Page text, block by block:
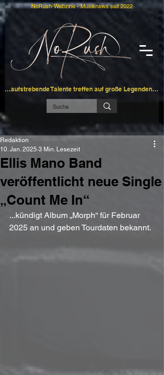
…aufstrebende Talente treffen auf große Legenden…
NoRush-Webzine - Musiknews seit 2022
Ellis Mano Band
veröffentlicht neue Single
„Count Me In“
Redaktion
10. Jan. 2025 3 Min. Lesezeit
...kündigt Album „Morph“ für Februar
2025 an und geben Tourdaten bekannt.